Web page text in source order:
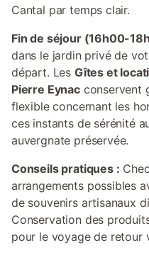
Cantal par temps clair.
Fin de séjour (16h00-
dans le jardin privé de
départ. Les Gîtes et
Pierre Eynacconservent
flexible concernant les
ces instants de sérénité
auvergnate préservée.
Conseils pratiques :
arrangements possibles
de souvenirs artisanaux
Conservation des
pour le voyage de retour